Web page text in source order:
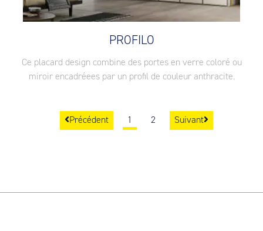
PROFILO
Ce placard design combine des portes en verre coloré ou
miroir encadréees par un profil de couleur anthracite.
Précédent 1 2 Suivant